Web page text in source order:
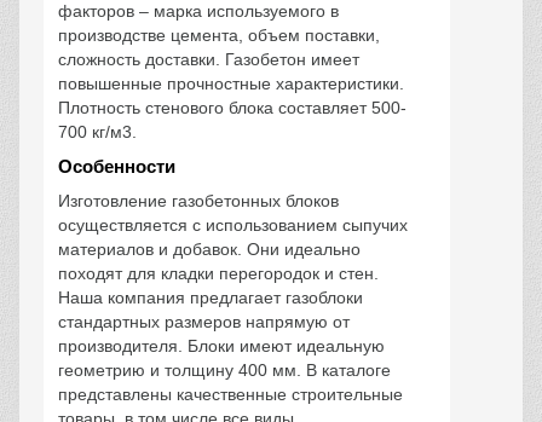
факторов – марка используемого в
производстве цемента, объем поставки,
сложность доставки. Газобетон имеет
повышенные прочностные характеристики.
Плотность стенового блока составляет 500-
700 кг/м3.
Особенности
Изготовление газобетонных блоков
осуществляется с использованием сыпучих
материалов и добавок. Они идеально
походят для кладки перегородок и стен.
Наша компания предлагает газоблоки
стандартных размеров напрямую от
производителя. Блоки имеют идеальную
геометрию и толщину 400 мм. В каталоге
представлены качественные строительные